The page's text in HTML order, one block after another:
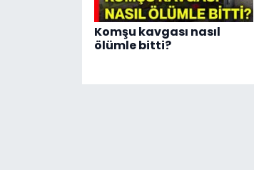
Komşu kavgası nasıl
ölümle bitti?